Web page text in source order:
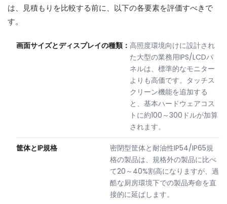
は、見積もりを比較する前に、以下の各要素を評価すべきで
す。
画面サイズとディスプレイの種類： 高照度環境向けに設計され
た大型の業務用IPS/LCDパ
ネルは、標準的なモニター
よりも高価です。タッチス
クリーン機能を追加する
と、基本ハードウェアコス
トに約100～300ドルが加算
されます。
筐体とIP規格
密閉型筐体と耐油性IP54/IP65規
格の製品は、規格外の製品に比べ
て20～40%割高になりますが、過
酷な厨房環境下での製品寿命を直
接的に延ばします。